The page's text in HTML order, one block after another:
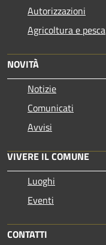
Autorizzazioni
Agricoltura e pesca
NOVITÀ
Notizie
Comunicati
Avvisi
VIVERE IL COMUNE
Luoghi
Eventi
CONTATTI